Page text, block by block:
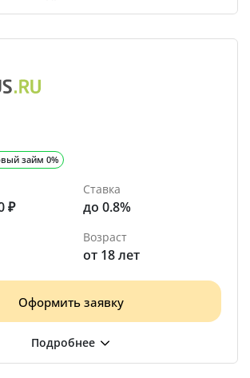
займ 0%
₽
Ставка
до 0.8%
Возраст
от 18 лет
Оформить заявку